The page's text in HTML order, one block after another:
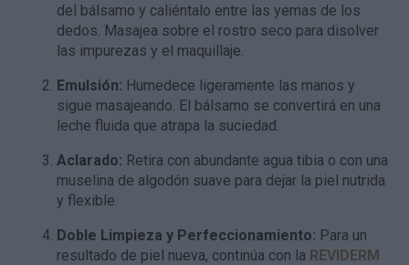
del bálsamo y caliéntalo entre las yemas de los
dedos. Masajea sobre el rostro seco para disolver
las impurezas y el maquillaje.
Emulsión: Humedece ligeramente las manos y
sigue masajeando. El bálsamo se convertirá en una
leche fluida que atrapa la suciedad.
Aclarado: Retira con abundante agua tibia o con una
muselina de algodón suave para dejar la piel nutrida
y flexible.
Doble Limpieza y Perfeccionamiento: Para un
resultado de piel nueva, continúa con la REVIDERM